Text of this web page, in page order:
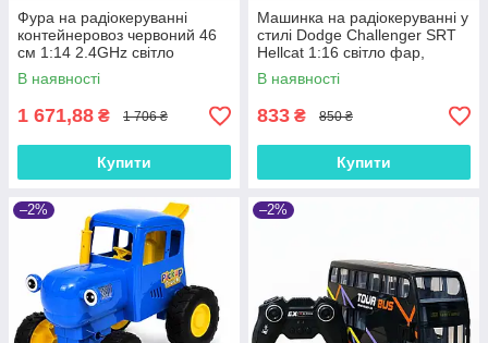
Фура на радіокеруванні
контейнеровоз червоний 46
см 1:14 2.4GHz світло
акумулятор 99-60C
В наявності
1 671,88 ₴ 1 706 ₴
Купити
Машинка на радіокеруванні у
стилі Dodge Challenger SRT
Hellcat 1:16 світло фар,
акумулятор, USB, гумові
колеса, чорна
В наявності
833 ₴ 850 ₴
Купити
–2% –2%